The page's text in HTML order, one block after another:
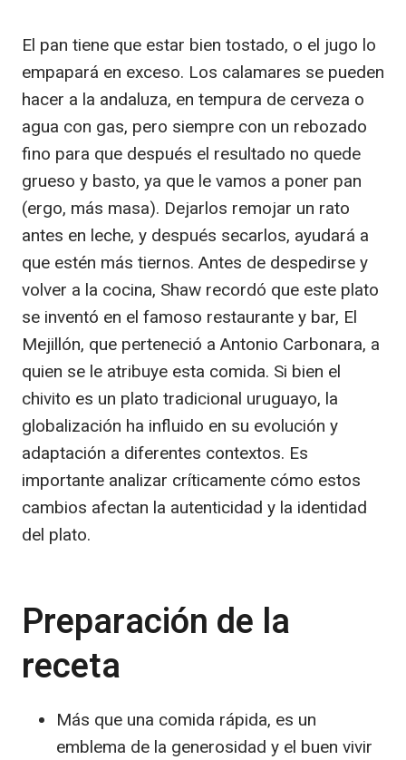
El pan tiene que estar bien tostado, o el jugo lo
empapará en exceso. Los calamares se pueden
hacer a la andaluza, en tempura de cerveza o
agua con gas, pero siempre con un rebozado
fino para que después el resultado no quede
grueso y basto, ya que le vamos a poner pan
(ergo, más masa). Dejarlos remojar un rato
antes en leche, y después secarlos, ayudará a
que estén más tiernos. Antes de despedirse y
volver a la cocina, Shaw recordó que este plato
se inventó en el famoso restaurante y bar, El
Mejillón, que perteneció a Antonio Carbonara, a
quien se le atribuye esta comida. Si bien el
chivito es un plato tradicional uruguayo, la
globalización ha influido en su evolución y
adaptación a diferentes contextos. Es
importante analizar críticamente cómo estos
cambios afectan la autenticidad y la identidad
del plato.
Preparación de la
receta
Más que una comida rápida, es un
emblema de la generosidad y el buen vivir